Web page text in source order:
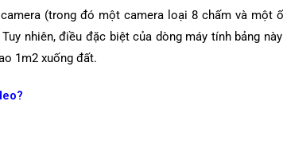
camera (trong đó một camera loại 8 chấm và một
nhiên, điều đặc biệt của dòng máy tính bảng
1m2 xuống đất.